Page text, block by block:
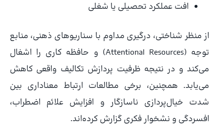
افت عملکرد تحصیلی یا شغلی
از منظر شناختی، درگیری مداوم با سناریوهای ذهنی، منابع
توجه (Attentional Resources) و حافظه کاری را اشغال
می‌کند و در نتیجه ظرفیت پردازش تکالیف واقعی کاهش
می‌یابد. همچنین، برخی مطالعات ارتباط معناداری بین
شدت خیال‌پردازی ناسازگار و افزایش علائم اضطراب،
افسردگی و نشخوار فکری گزارش کرده‌اند.